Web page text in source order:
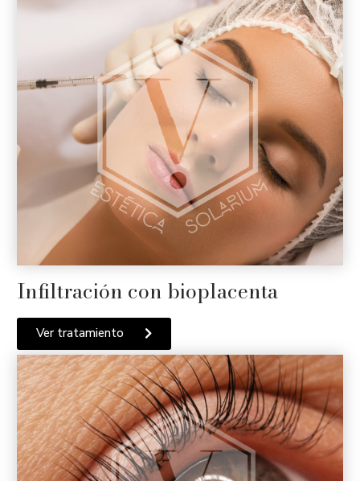
Infiltración con bioplacenta
Ver tratamiento